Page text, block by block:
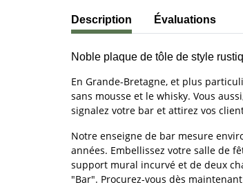
#productDetails.showMoreTabs#
Description Évaluations
Noble plaque de tôle de style
En Grande-Bretagne, et plus
sans mousse et le whisky. Vous
signalez votre bar et attirez vos
Notre enseigne de bar mesure
années. Embellissez votre salle de
support mural incurvé et de deux
"Bar". Procurez-vous dès